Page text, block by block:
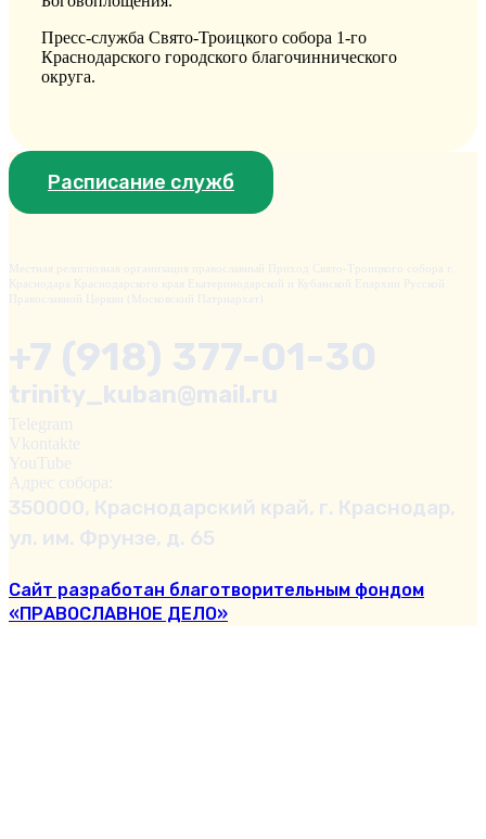
Пресс-служба Свято-Троицкого собора 1-го
Краснодарского городского благочиннического
округа.
Расписание служб
Местная религиозная организация православный Приход Свято-Троицкого собора г.
Краснодара Краснодарского края Екатеринодарской и Кубанской Епархии Русской
Православной Церкви (Московский Патриархат)
+7 (918) 377-01-30
trinity_kuban@mail.ru
Telegram
Vkontakte
YouTube
Адрес собора:
350000, Краснодарский край, г. Краснодар,
ул. им. Фрунзе, д. 65
Сайт разработан благотворительным фондом
«ПРАВОСЛАВНОЕ ДЕЛО»